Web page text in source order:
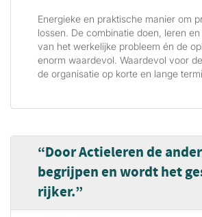
Energieke en praktische manier om
lossen. De combinatie doen, leren
van het werkelijke probleem én de
enorm waardevol. Waardevol voor
de organisatie op korte en lange
Door Actieleren de
begrijpen en wordt het
rijker.